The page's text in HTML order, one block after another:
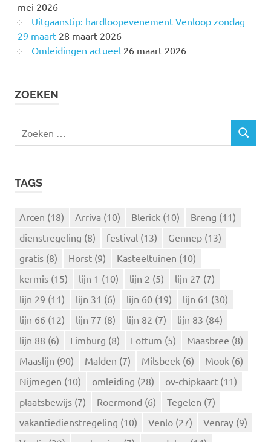
mei 2026
Uitgaanstip: hardloopevenement Venloop zondag
29 maart 28 maart 2026
Omleidingen actueel 26 maart 2026
ZOEKEN
e
Z
TAGS
Arcen (18) Arriva (10) Blerick (10) Breng (11)
dienstregeling (8) festival (13) Gennep (13)
gratis (8) Horst (9) Kasteeltuinen (10)
kermis (15) lijn 1 (10) lijn 2 (5) lijn 27 (7)
lijn 29 (11) lijn 31 (6) lijn 60 (19) lijn 61 (30)
lijn 66 (12) lijn 77 (8) lijn 82 (7) lijn 83 (84)
lijn 88 (6) Limburg (8) Lottum (5) Maasbree (8)
Maaslijn (90) Malden (7) Milsbeek (6) Mook (6)
Nijmegen (10) omleiding (28) ov-chipkaart (11)
plaatsbewijs (7) Roermond (6) Tegelen (7)
vakantiedienstregeling (10) Venlo (27) Venray (9)